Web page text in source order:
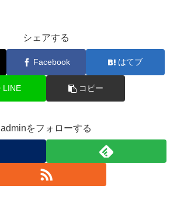
シェアする
Facebook はてブ
LINE コピー
adminをフォローする